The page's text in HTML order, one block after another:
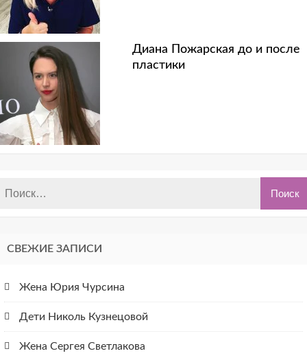
Диана Пожарская до и после
пластики
СВЕЖИЕ ЗАПИСИ
Жена Юрия Чурсина
Дети Николь Кузнецовой
Жена Сергея Светлакова